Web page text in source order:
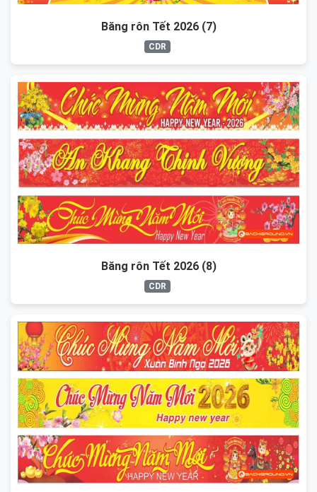
Băng rôn Tết 2026 (7)
CDR
Băng rôn Tết 2026 (8)
CDR